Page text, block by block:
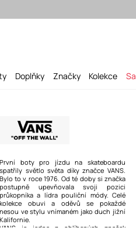
Doplňky Značky Kolekce
První boty pro jízdu na skateboardu
spatřily světlo světa díky značce VANS.
Bylo to v roce 1976. Od té doby si značka
postupně upevňovala svoji pozici
průkopníka a lídra pouliční módy. Celé
kolekce obuvi a oděvů se pokaždé
nesou ve stylu vnímaném jako duch jižní
Kalifornie.
VANS je jedna z oblíbených značek